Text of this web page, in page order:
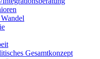
Gesamtkonzept